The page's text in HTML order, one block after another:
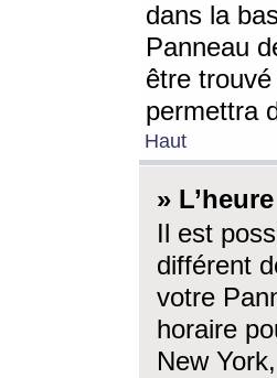
dans la
Panneau
être
permettra
Haut
»
Il est
différent
votre
horaire
New